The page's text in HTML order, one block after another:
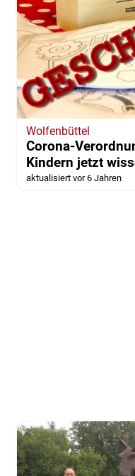
Wolfenbüttel
Corona-
Kindern jetzt
aktualisiert vor 6 Jahren